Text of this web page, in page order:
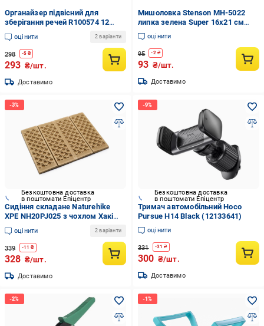
Органайзер підвісний для
зберігання речей R100574 12
відділень 40х90 см Чорний
(b762d462)
оцінити 2 варіанти
298 -5 ₴
293 ₴/шт.
Доставимо
Мишоловка Stenson MH-5022
липка зелена Super 16х21 см
(3b24b11c)
оцінити
95 -2₴
93 ₴/шт.
Доставимо
Безкоштовна доставка
в поштомати Епіцентр
Сидіння складане Naturehike
XPE NH20PJ025 з чохлом Хакі
(12586354)
оцінити 2 варіанти
339 -11 ₴
328 ₴/шт.
Доставимо
Безкоштовна доставка
в поштомати Епіцентр
Тримач автомобільний Hoco
Pursue H14 Black (12133641)
оцінити
331 -31 ₴
300 ₴/шт.
Доставимо